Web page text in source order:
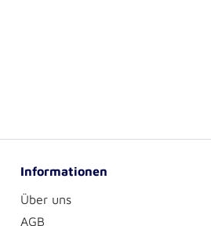
Informationen
Über uns
AGB